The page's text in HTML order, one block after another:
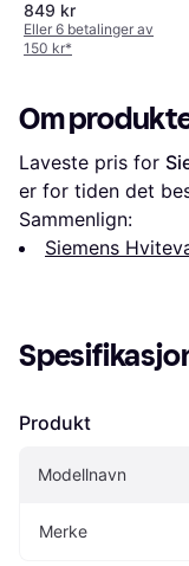
849 kr
Eller 6 betalinger av
150 kr*
Om
Laveste pris for
er for tiden det
Sammenlign:
Siemens
Produkt
Modellnavn
Merke